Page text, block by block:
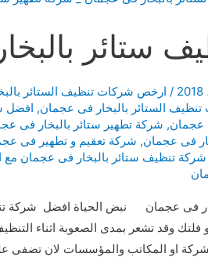
ستائر
/ ارخص شركات تنظيف الستائر
الستائر بالبخار فى عجمان, افضل
عجمان, شركة تطهير ستائر بالبخار فى
فى عجمان, شركة تعقيم و تطهير فى
شركة تنظيف ستائر بالبخار فى عجمان مع
فى عجمان نبض الحياة افضل شركة
فلتك وقد تشعر بمدى الصعوبة اثناء
او المكاتب والمؤسسات لان تضفى